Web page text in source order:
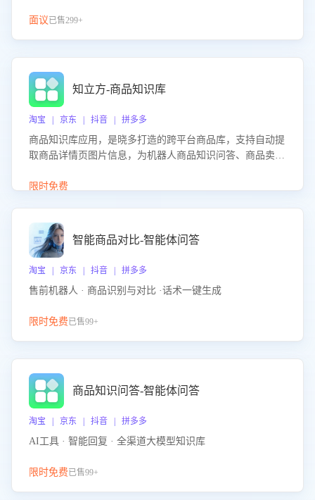
面议已售299+
知立方-商品知识库
淘宝 | 京东 | 抖音 | 拼多多
商品知识库应用，是晓多打造的跨平台商品库，支持自动提
取商品详情页图片信息，为机器人商品知识问答、商品卖点
限时免费
智能商品对比-智能体问答
淘宝 | 京东 | 抖音 | 拼多多
售前机器人 · 商品识别与对比 ·话术一键生成
限时免费已售99+
商品知识问答-智能体问答
淘宝 | 京东 | 抖音 | 拼多多
AI工具 · 智能回复 · 全渠道大模型知识库
限时免费已售99+